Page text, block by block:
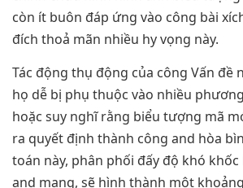
còn ít buôn đáp ứng vào công bài
đích thoả mãn nhiều hy vọng này.
Tác động thụ động của công Vấn đề
họ dễ bị phụ thuộc vào nhiều
hoặc suy nghĩ rằng biểu tượng mã
ra quyết định thành công and hòa
toán này, phân phối đấy độ khó
and mạng, sẽ hình thành một